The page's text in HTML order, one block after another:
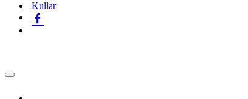
Kullar
Navigeringsmeny